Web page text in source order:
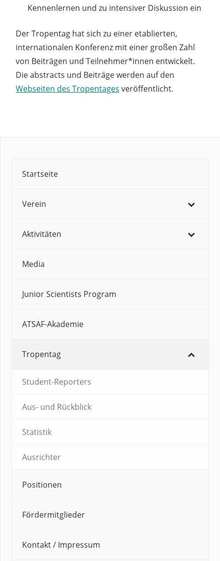
Kennenlernen und zu intensiver Diskussion ein
Der Tropentag hat sich zu einer etablierten,
internationalen Konferenz mit einer großen Zahl
von Beiträgen und Teilnehmer*innen entwickelt.
Die abstracts und Beiträge werden auf den
Webseiten des Tropentages veröffentlicht.
Startseite
Verein
Aktivitäten
Media
Junior Scientists Program
ATSAF-Akademie
Tropentag
Student-Reporters
Aus- und Rückblick
Statistik
Ausrichter
Positionen
Fördermitglieder
Kontakt / Impressum